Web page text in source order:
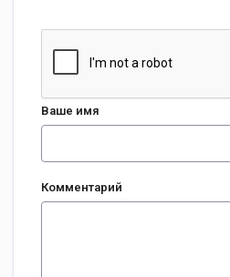
Ваше имя
Комментарий